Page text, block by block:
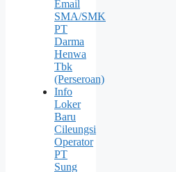
Email
SMA/SMK
PT
Darma
Henwa
Tbk
(Perseroan)
Info
Loker
Baru
Cileungsi
Operator
PT
Sung